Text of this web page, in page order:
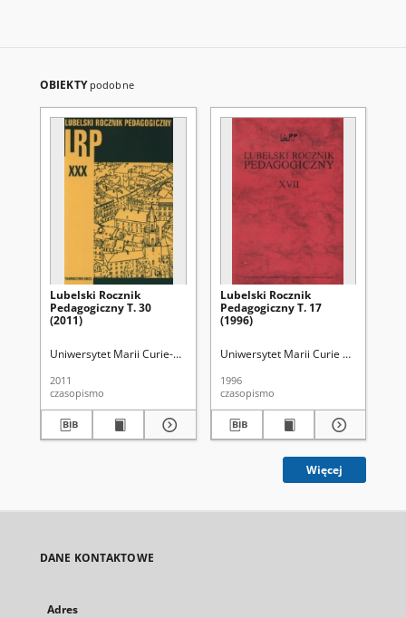
OBIEKTY podobne
Lubelski Rocznik
Pedagogiczny T. 30
(2011)
Uniwersytet Marii Curie-Skłodowskiej (Lublin). Wydział Pedagogiki i
2011
czasopismo
Lubelski Rocznik
Pedagogiczny T. 17
(1996)
Uniwersytet Marii Curie
1996
czasopismo
Więcej
DANE KONTAKTOWE
Adres